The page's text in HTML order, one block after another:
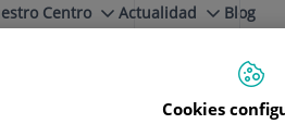
Centro Actualidad Blog
Vasectomía sin bisturí y sin aguja
Cookies